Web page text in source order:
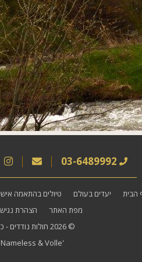
03-6489992
הבית יעדים בעולם טיולים בהתאמה
מפת האתר
הצהרת
© 2026
חולות נודדים -
Nameless &Volle'